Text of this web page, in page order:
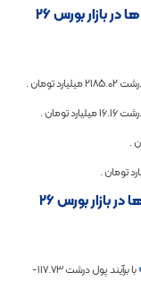
سنگین ترین خریدهای درشت امروز در گروه ها در بازار بورس ۲۶
درشت2185.02میلیارد تومان .
درشت16.16میلیارد تومان .
.
تومان .
سنگین ترین فروش­های درشت امروز در گروه ها در بازار بورس ۲۶
با برآیند پول درشت-117.73